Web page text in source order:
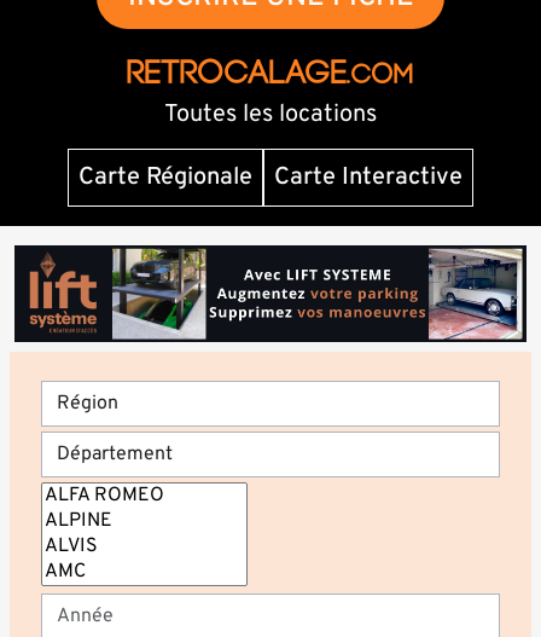
RETROCALAGE.com
Toutes les locations
Carte Régionale
Carte Interactive